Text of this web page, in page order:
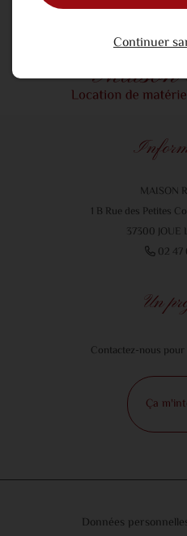
MAISON
1 B Rue des Petites
37300 JOUE
02 47
Un
Contactez-nous
Ça
Données
Continuer